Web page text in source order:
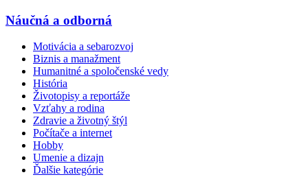
Náučná a odborná
Motivácia a sebarozvoj
Biznis a manažment
Humanitné a spoločenské vedy
História
Životopisy a reportáže
Vzťahy a rodina
Zdravie a životný štýl
Počítače a internet
Hobby
Umenie a dizajn
Ďalšie kategórie